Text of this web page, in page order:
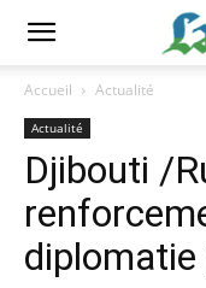
Accueil Actualité
Actualité
Djibouti /